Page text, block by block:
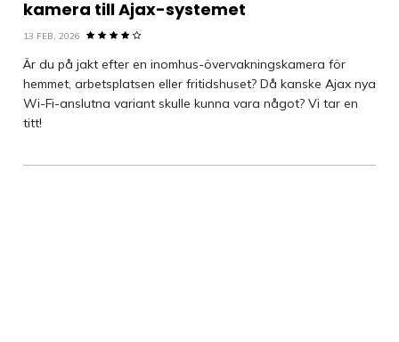
kamera till Ajax-systemet
13 FEB, 2026
Är du på jakt efter en inomhus-övervakningskamera för
hemmet, arbetsplatsen eller fritidshuset? Då kanske Ajax nya
Wi-Fi-anslutna variant skulle kunna vara något? Vi tar en
titt!